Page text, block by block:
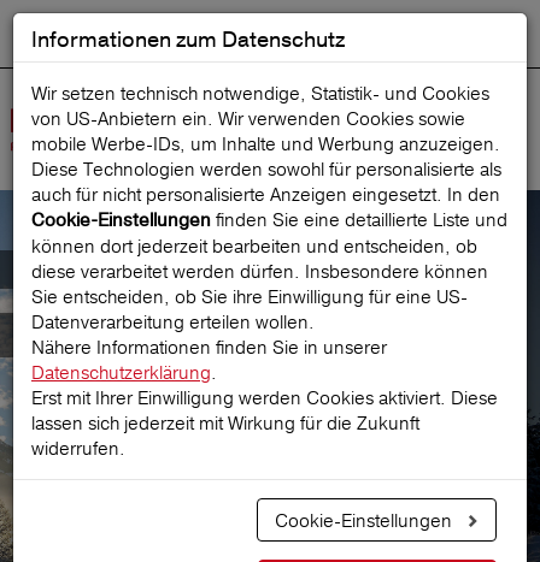
Suche starten
Hotelstorno Plus
Storno- und Unfallschutz
Prämie berechnen
Informationen zum Datenschutz
Wir setzen technisch notwendige, Statistik- und Cookies
von US-Anbietern ein. Wir verwenden Cookies sowie
mobile Werbe‑IDs, um Inhalte und Werbung anzuzeigen.
Diese Technologien werden sowohl für personalisierte als
auch für nicht personalisierte Anzeigen eingesetzt. In den
Cookie-Einstellungen finden Sie eine detaillierte Liste und
können dort jederzeit bearbeiten und entscheiden, ob
diese verarbeitet werden dürfen. Insbesondere können
Sie entscheiden, ob Sie ihre Einwilligung für eine US-
Datenverarbeitung erteilen wollen.
Nähere Informationen finden Sie in unserer
Datenschutzerklärung.
Erst mit Ihrer Einwilligung werden Cookies aktiviert. Diese
lassen sich jederzeit mit Wirkung für die Zukunft
widerrufen.
Cookie-Einstellungen